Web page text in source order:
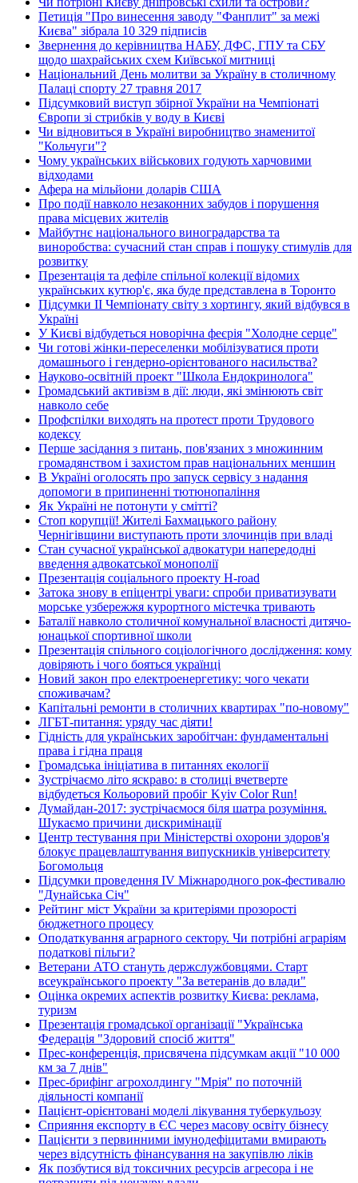
Петиція "Про винесення заводу "Фанплит" за межі
Києва" зібрала 10 329 підписів
Звернення до керівництва НАБУ, ДФС, ГПУ та СБУ
щодо шахрайських схем Київської митниці
Національний День молитви за Україну в столичному
Палаці спорту 27 травня 2017
Підсумковий виступ збірної України на Чемпіонаті
Європи зі стрибків у воду в Києві
Чи відновиться в Україні виробництво знаменитої
"Кольчуги"?
Чому українських військових годують харчовими
відходами
Афера на мільйони доларів США
Про події навколо незаконних забудов і порушення
права місцевих жителів
Майбутнє національного виноградарства та
виноробства: сучасний стан справ і пошуку стимулів для
розвитку
Презентація та дефіле спільної колекції відомих
українських кутюр'є, яка буде представлена в Торонто
Підсумки ІІ Чемпіонату світу з хортингу, який відбувся в
Україні
У Києві відбудеться новорічна феєрія "Холодне серце"
Чи готові жінки-переселенки мобілізуватися проти
домашнього і гендерно-орієнтованого насильства?
Науково-освітній проект "Школа Ендокринолога"
Громадський активізм в дії: люди, які змінюють світ
навколо себе
Профспілки виходять на протест проти Трудового
кодексу
Перше засідання з питань, пов'язаних з множинним
громадянством і захистом прав національних меншин
В Україні оголосять про запуск сервісу з надання
допомоги в припиненні тютюнопаління
Як Україні не потонути у смітті?
Стоп корупції! Жителі Бахмацького району
Чернігівщини виступають проти злочинців при владі
Стан сучасної української адвокатури напередодні
введення адвокатської монополії
Презентація соціального проекту H-road
Затока знову в епіцентрі уваги: спроби приватизувати
морське узбережжя курортного містечка тривають
Баталії навколо столичної комунальної власності дитячо-
юнацької спортивної школи
Презентація спільного соціологічного дослідження: кому
довіряють і чого бояться українці
Новий закон про електроенергетику: чого чекати
споживачам?
Капітальні ремонти в столичних квартирах "по-новому"
ЛГБТ-питання: уряду час діяти!
Гідність для українських заробітчан: фундаментальні
права і гідна праця
Громадська ініціатива в питаннях екології
Зустрічаємо літо яскраво: в столиці вчетверте
відбудеться Кольоровий пробіг Kyiv Color Run!
Думайдан-2017: зустрічаємося біля шатра розуміння.
Шукаємо причини дискримінації
Центр тестування при Міністерстві охорони здоров'я
блокує працевлаштування випускників університету
Богомольця
Підсумки проведення IV Міжнародного рок-фестивалю
"Дунайська Січ"
Рейтинг міст України за критеріями прозорості
бюджетного процесу
Оподаткування аграрного сектору. Чи потрібні аграріям
податкові пільги?
Ветерани АТО стануть держслужбовцями. Старт
всеукраїнського проекту "За ветеранів до влади"
Оцінка окремих аспектів розвитку Києва: реклама,
туризм
Презентація громадської організації "Українська
Федерація "Здоровий спосіб життя"
Прес-конференція, присвячена підсумкам акції "10 000
км за 7 днів"
Прес-брифінг агрохолдингу "Мрія" по поточній
діяльності компанії
Пацієнт-орієнтовані моделі лікування туберкульозу
Сприяння експорту в ЄС через масову освіту бізнесу
Пацієнти з первинними імунодефіцитами вмирають
через відсутність фінансування на закупівлю ліків
Як позбутися від токсичних ресурсів агресора і не